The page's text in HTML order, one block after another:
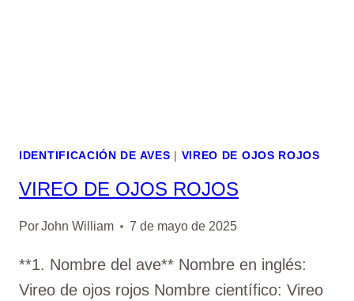
IDENTIFICACIÓN DE AVES | VIREO DE OJOS ROJOS
VIREO DE OJOS ROJOS
PorJohn William 7 de mayo de 2025
**1. Nombre del ave** Nombre en inglés:
Vireo de ojos rojos Nombre científico: Vireo